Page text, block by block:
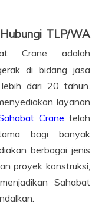
TLP/WA
Crane adalah
di bidang jasa
dari 20 tahun.
layanan
Crane telah
bagi banyak
berbagai jenis
proyek konstruksi,
Sahabat